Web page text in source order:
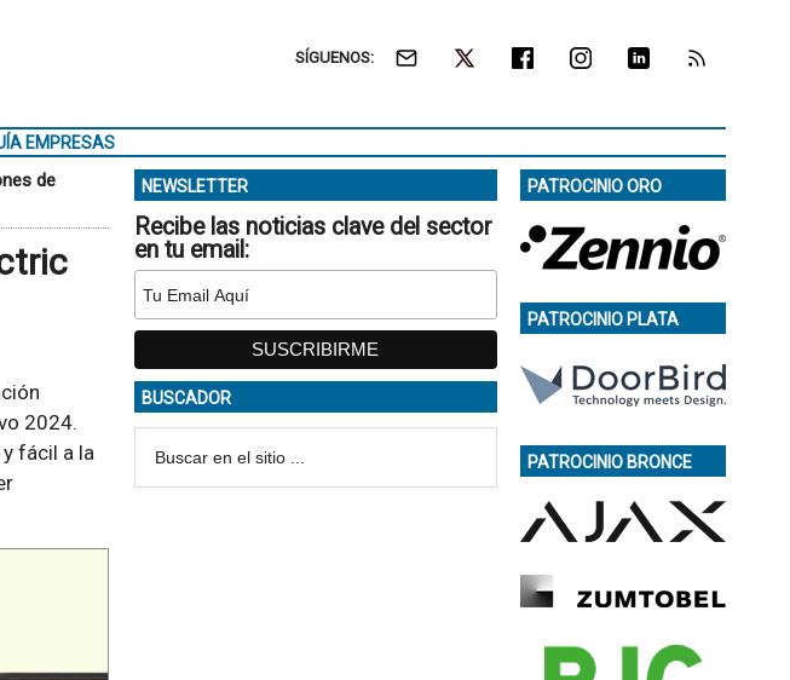
SÍGUENOS:
EMPRESAS
de
2024.
fácil a la
NEWSLETTER
Recibe las noticias clave del sector
en tu email:
BUSCADOR
PATROCINIO ORO
PATROCINIO PLATA
PATROCINIO BRONCE